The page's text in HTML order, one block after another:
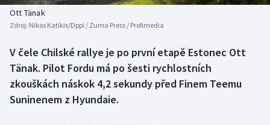
Biatlon
Box
Curling
Aplikace ČT sport
Ott Tänak
Zdroj: Nikos Katikis/Dppi / Zuma Press / Profimedia
V čele Chilské rallye je po první etapě Estonec Ott
Tänak. Pilot Fordu má po šesti rychlostních
zkouškách náskok 4,2 sekundy před Finem Teemu
Suninenem z Hyundaie.